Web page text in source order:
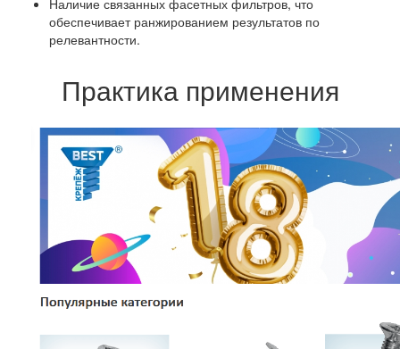
Наличие связанных фасетных фильтров, что
обеспечивает ранжированием результатов по
релевантности.
Практика применения